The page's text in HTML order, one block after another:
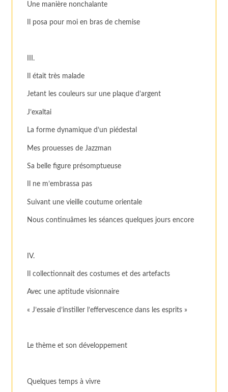
Une manière nonchalante
Il posa pour moi en bras de chemise
III.
Il était très malade
Jetant les couleurs sur une plaque d’argent
J’exaltai
La forme dynamique d’un piédestal
Mes prouesses de Jazzman
Sa belle figure présomptueuse
Il ne m’embrassa pas
Suivant une vieille coutume orientale
Nous continuâmes les séances quelques jours encore
IV.
Il collectionnait des costumes et des artefacts
Avec une aptitude visionnaire
« J’essaie d’instiller l’effervescence dans les esprits »
Le thème et son développement
Quelques temps à vivre